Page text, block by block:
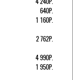
640Р.
1 160Р.
2 762Р.
4 990Р.
1 950Р.